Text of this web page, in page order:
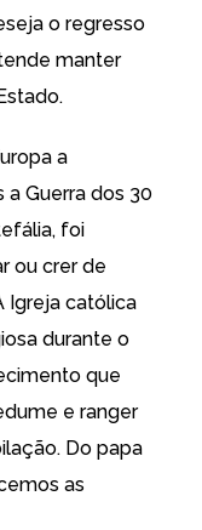
o regresso
manter
a
a Guerra dos 30
foi
ou crer de
Igreja católica
durante o
que
e ranger
Do papa
as